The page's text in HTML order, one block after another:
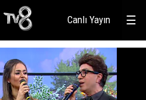
☰
Canlı Yayın